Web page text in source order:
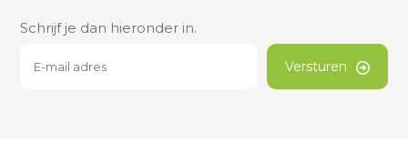
Schrijf je dan hieronder in.
Versturen